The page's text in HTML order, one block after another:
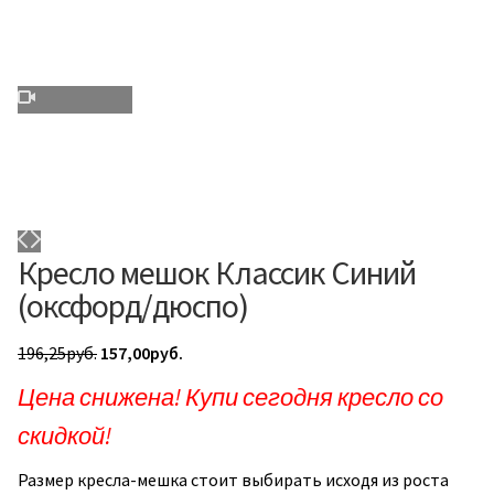
Кресло мешок Классик Синий
(оксфорд/дюспо)
196,25руб. Первоначальная
составляла
196,25руб..
157,00руб.
157,00руб..
Цена снижена! Купи сегодня кресло со
скидкой!
Размер кресла-мешка стоит выбирать исходя из роста